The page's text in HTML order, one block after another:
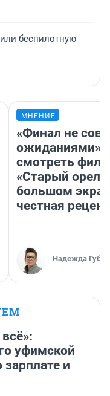
беспилотную
МНЕНИЕ
«Финал не
ожиданиями»:
смотреть
«Старый орел»
большом
честная
Надежда
уфимской
и